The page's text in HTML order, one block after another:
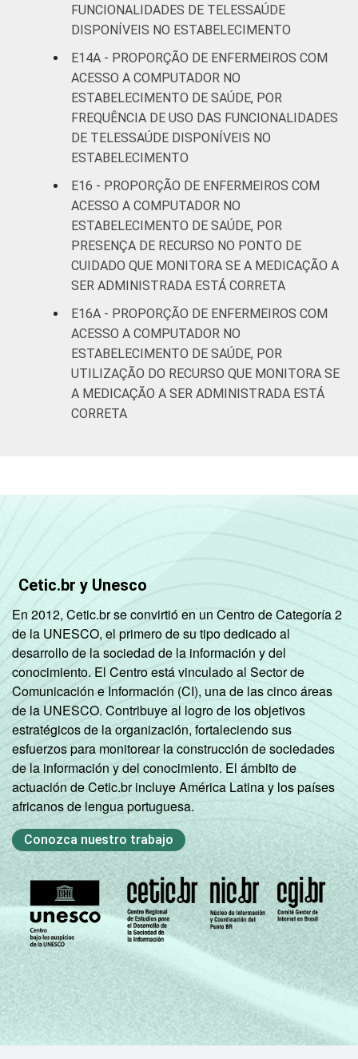
FUNCIONALIDADES DE TELESSAÚDE
DISPONÍVEIS NO ESTABELECIMENTO
E14A - PROPORÇÃO DE ENFERMEIROS COM
ACESSO A COMPUTADOR NO
ESTABELECIMENTO DE SAÚDE, POR
FREQUÊNCIA DE USO DAS FUNCIONALIDADES
DE TELESSAÚDE DISPONÍVEIS NO
ESTABELECIMENTO
E16 - PROPORÇÃO DE ENFERMEIROS COM
ACESSO A COMPUTADOR NO
ESTABELECIMENTO DE SAÚDE, POR
PRESENÇA DE RECURSO NO PONTO DE
CUIDADO QUE MONITORA SE A MEDICAÇÃO A
SER ADMINISTRADA ESTÁ CORRETA
E16A - PROPORÇÃO DE ENFERMEIROS COM
ACESSO A COMPUTADOR NO
ESTABELECIMENTO DE SAÚDE, POR
UTILIZAÇÃO DO RECURSO QUE MONITORA SE
A MEDICAÇÃO A SER ADMINISTRADA ESTÁ
CORRETA
Cetic.br y Unesco
En 2012, Cetic.br se convirtió en un Centro de Categoría 2
de la UNESCO, el primero de su tipo dedicado al
desarrollo de la sociedad de la información y del
conocimiento. El Centro está vinculado al Sector de
Comunicación e Información (CI), una de las cinco áreas
de la UNESCO. Contribuye al logro de los objetivos
estratégicos de la organización, fortaleciendo sus
esfuerzos para monitorear la construcción de sociedades
de la información y del conocimiento. El ámbito de
actuación de Cetic.br incluye América Latina y los países
africanos de lengua portuguesa.
Conozca nuestro trabajo